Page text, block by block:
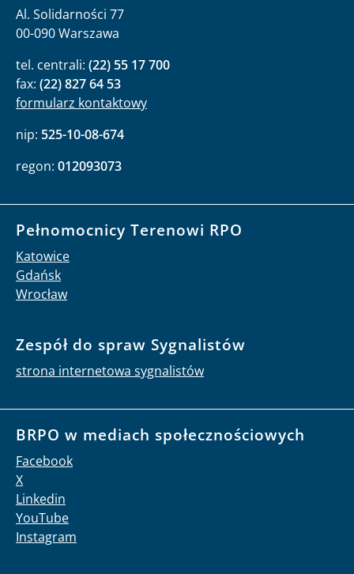
Al. Solidarności 77
00-090 Warszawa
tel. centrali: (22) 55 17 700
fax: (22) 827 64 53
formularz kontaktowy
nip: 525-10-08-674
regon: 012093073
Pełnomocnicy Terenowi RPO
Katowice
Gdańsk
Wrocław
Zespół do spraw Sygnalistów
strona internetowa sygnalistów
BRPO w mediach społecznościowych
Facebook
X
Linkedin
YouTube
Instagram